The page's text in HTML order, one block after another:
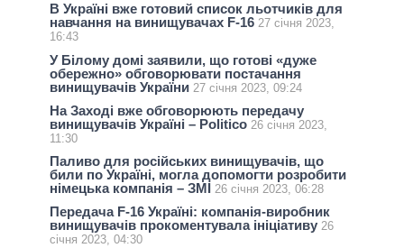
В Україні вже готовий список льотчиків для
навчання на винищувачах F-16 27 січня 2023,
16:43
У Білому домі заявили, що готові «дуже
обережно» обговорювати постачання
винищувачів України 27 січня 2023, 09:24
На Заході вже обговорюють передачу
винищувачів Україні – Politico 26 січня 2023,
11:30
Паливо для російських винищувачів, що
били по Україні, могла допомогти розробити
німецька компанія – ЗМІ 26 січня 2023, 06:28
Передача F-16 Україні: компанія-виробник
винищувачів прокоментувала ініціативу 26
січня 2023, 04:30